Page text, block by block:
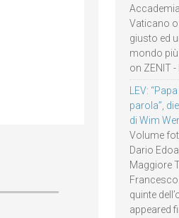
Accademia
Vaticano
giusto ed
mondo
on ZENIT -
LEV:
parola”,
di Wim
Volume
Dario
Maggiore
quinte
appeared